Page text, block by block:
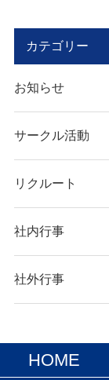
カテゴリー
お知らせ
サークル活動
リクルート
社内行事
社外行事
HOME